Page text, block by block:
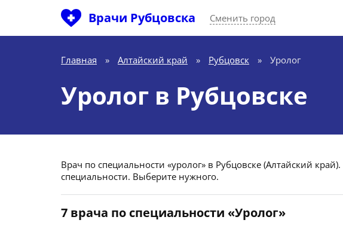
Врачи Рубцовска Сменить город
Главная » Алтайский край » Рубцовск » Уролог
Уролог в Рубцовске
Врач по специальности «уролог» в Рубцовске (Алтайский
специальности. Выберите нужного.
7 врача по специальности «Уролог»